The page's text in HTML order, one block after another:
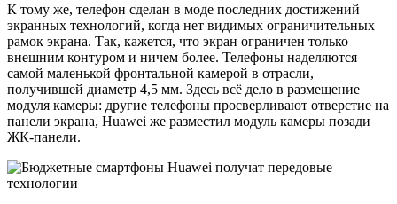
К тому же, телефон сделан в моде последних достижений
экранных технологий, когда нет видимых ограничительных
рамок экрана. Так, кажется, что экран ограничен только
внешним контуром и ничем более. Телефоны наделяются
самой маленькой фронтальной камерой в отрасли,
получившей диаметр 4,5 мм. Здесь всё дело в размещение
модуля камеры: другие телефоны просверливают отверстие на
панели экрана, Huawei же разместил модуль камеры позади
ЖК-панели.